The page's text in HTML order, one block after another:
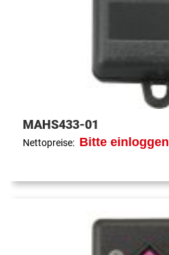
MAHS433-01
Nettopreise: Bitte einloggen